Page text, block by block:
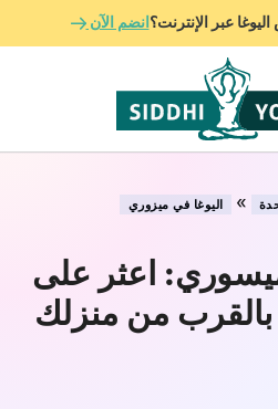
عبر الإنترنت؟انضم الآن
» اليوغا في ميزوري
اعثر على
بالقرب من منزلك